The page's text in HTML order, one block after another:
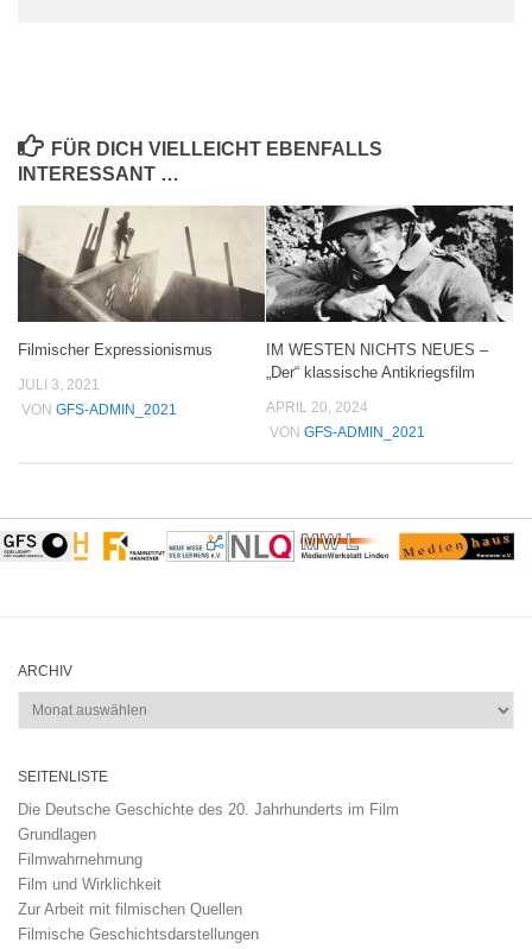
FÜR DICH VIELLEICHT EBENFALLS
INTERESSANT …
Filmischer Expressionismus
JULI 3, 2021
VON GFS-ADMIN_2021
IM WESTEN NICHTS NEUES –
„Der“ klassische Antikriegsfilm
APRIL 20, 2024
VON GFS-ADMIN_2021
ARCHIV
Archiv
SEITENLISTE
Die Deutsche Geschichte des 20. Jahrhunderts im Film
Grundlagen
Filmwahrnehmung
Film und Wirklichkeit
Zur Arbeit mit filmischen Quellen
Filmische Geschichtsdarstellungen